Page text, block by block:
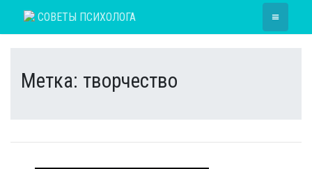
СОВЕТЫ ПСИХОЛОГА ≡
Метка: творчество